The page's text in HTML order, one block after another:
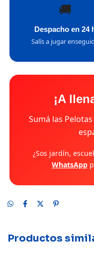
🚚
Despacho en 24
Salís a jugar
¡A
Sumá las
¿Sos jardín,
WhatsApp
Productos